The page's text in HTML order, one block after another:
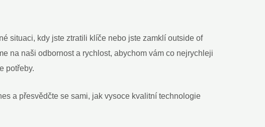
situaci, kdy jste ztratili klíče nebo jste zamklí outside of
na naši odbornost a rychlost, abychom vám co nejrychleji
potřeby.
a přesvědčte se sami, jak vysoce kvalitní technologie